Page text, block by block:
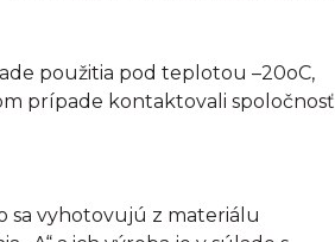
použitia pod teplotou –20oC,
prípade kontaktovali spoločnosť
sa vyhotovujú z materiálu